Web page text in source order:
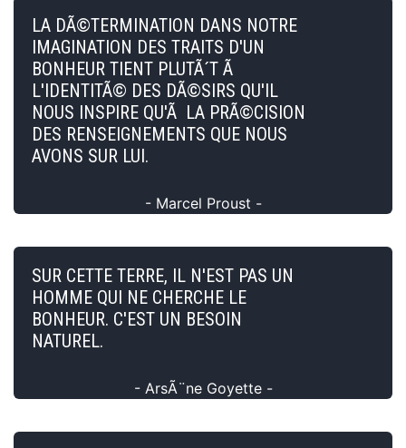
LA DÃ©TERMINATION DANS NOTRE
IMAGINATION DES TRAITS D'UN
BONHEUR TIENT PLUTÃ´T Ã
L'IDENTITÃ© DES DÃ©SIRS QU'IL
NOUS INSPIRE QU'Ã LA PRÃ©CISION
DES RENSEIGNEMENTS QUE NOUS
AVONS SUR LUI.
- Marcel Proust -
SUR CETTE TERRE, IL N'EST PAS UN
HOMME QUI NE CHERCHE LE
BONHEUR. C'EST UN BESOIN
NATUREL.
- ArsÃ¨ne Goyette -